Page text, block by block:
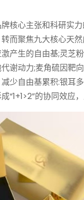
核心主张和科研实
而聚焦九大核心天
产生的自由基;灵芝
谢动力;麦角硫因靶
少自由基累积:银耳
的协同效应